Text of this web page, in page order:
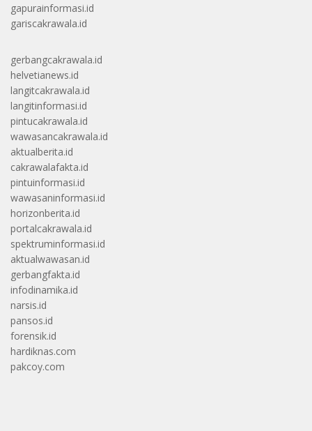
gapurainformasi.id
gariscakrawala.id
gerbangcakrawala.id
helvetianews.id
langitcakrawala.id
langitinformasi.id
pintucakrawala.id
wawasancakrawala.id
aktualberita.id
cakrawalafakta.id
pintuinformasi.id
wawasaninformasi.id
horizonberita.id
portalcakrawala.id
spektruminformasi.id
aktualwawasan.id
gerbangfakta.id
infodinamika.id
narsis.id
pansos.id
forensik.id
hardiknas.com
pakcoy.com